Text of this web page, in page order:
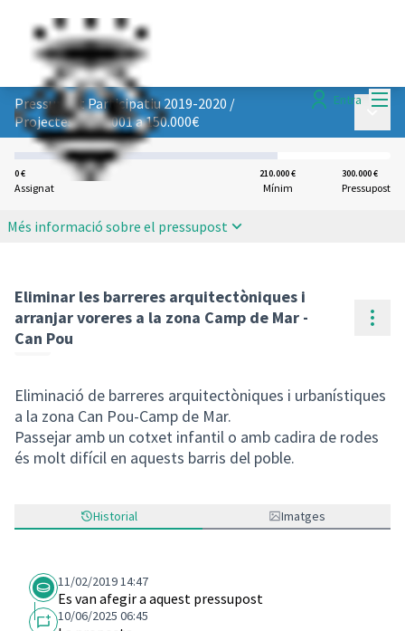
Entra
Pressupost Participatiu 2019-2020 /
Projectes de 50.001 a 150.000€
0 €
Assignat
210.000 €
Mínim
300.000 €
Pressupost
Més informació sobre el pressupost
Eliminar les barreres arquitectòniques i
arranjar voreres a la zona Camp de Mar -
Can Pou
Eliminació de barreres arquitectòniques i urbanístiques
a la zona Can Pou-Camp de Mar.
Passejar amb un cotxet infantil o amb cadira de rodes
és molt difícil en aquests barris del poble.
Historial Imatges
11/02/2019 14:47
Es van afegir a aquest pressupost
10/06/2025 06:45